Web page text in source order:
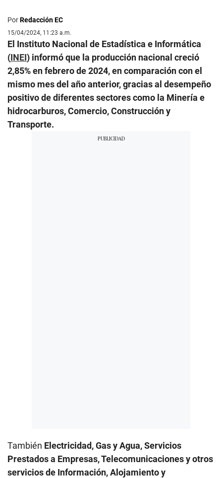
PorRedacción EC
15/04/2024, 11:23 a.m.
El Instituto Nacional de Estadística e Informática
(INEI) informó que la producción nacional creció
2,85% en febrero de 2024, en comparación con el
mismo mes del año anterior, gracias al desempeño
positivo de diferentes sectores como la Minería e
hidrocarburos, Comercio, Construcción y
Transporte.
También Electricidad, Gas y Agua, Servicios
Prestados a Empresas, Telecomunicaciones y otros
servicios de Información, Alojamiento y